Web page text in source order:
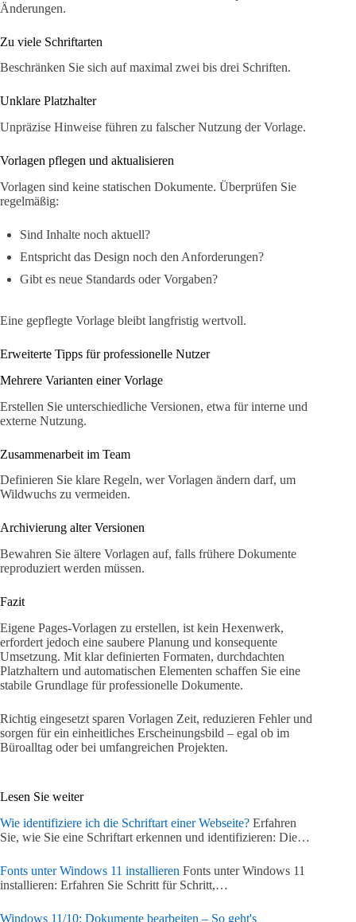
Änderungen.
Zu viele Schriftarten
Beschränken Sie sich auf maximal zwei bis drei Schriften.
Unklare Platzhalter
Unpräzise Hinweise führen zu falscher Nutzung der Vorlage.
Vorlagen pflegen und aktualisieren
Vorlagen sind keine statischen Dokumente. Überprüfen Sie
regelmäßig:
Sind Inhalte noch aktuell?
Entspricht das Design noch den Anforderungen?
Gibt es neue Standards oder Vorgaben?
Eine gepflegte Vorlage bleibt langfristig wertvoll.
Erweiterte Tipps für professionelle Nutzer
Mehrere Varianten einer Vorlage
Erstellen Sie unterschiedliche Versionen, etwa für interne und
externe Nutzung.
Zusammenarbeit im Team
Definieren Sie klare Regeln, wer Vorlagen ändern darf, um
Wildwuchs zu vermeiden.
Archivierung alter Versionen
Bewahren Sie ältere Vorlagen auf, falls frühere Dokumente
reproduziert werden müssen.
Fazit
Eigene Pages-Vorlagen zu erstellen, ist kein Hexenwerk,
erfordert jedoch eine saubere Planung und konsequente
Umsetzung. Mit klar definierten Formaten, durchdachten
Platzhaltern und automatischen Elementen schaffen Sie eine
stabile Grundlage für professionelle Dokumente.
Richtig eingesetzt sparen Vorlagen Zeit, reduzieren Fehler und
sorgen für ein einheitliches Erscheinungsbild – egal ob im
Büroalltag oder bei umfangreichen Projekten.
Lesen Sie weiter
Wie identifiziere ich die Schriftart einer Webseite? Erfahren
Sie, wie Sie eine Schriftart erkennen und identifizieren: Die…
Fonts unter Windows 11 installieren Fonts unter Windows 11
installieren: Erfahren Sie Schritt für Schritt,…
Windows 11/10: Dokumente bearbeiten – So geht's